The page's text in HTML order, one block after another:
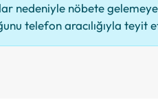
nedeniyle nöbete
telefon aracılığıyla teyit